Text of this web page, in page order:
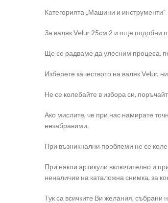
Категорията „Машини и
За валяк Velur 25см 2 и още подобни
Ще се радваме да улесним процеса,
Изберете качеството на валяк Velur,
Не се колебайте в избора си,
Ако мислите, че при нас намирате
незабравими.
При възникнални проблеми не се
При някои артикули включително и
неналичие на каталожна снимка, за
Тук са всичките Ви желания, събрани